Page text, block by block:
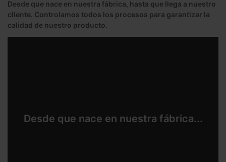
Desde que nace en nuestra fábrica, hasta que llega a nuestro
cliente. Controlamos todos los procesos para garantizar la
calidad de nuestro producto.
Desde que nace en nuestra fábrica...